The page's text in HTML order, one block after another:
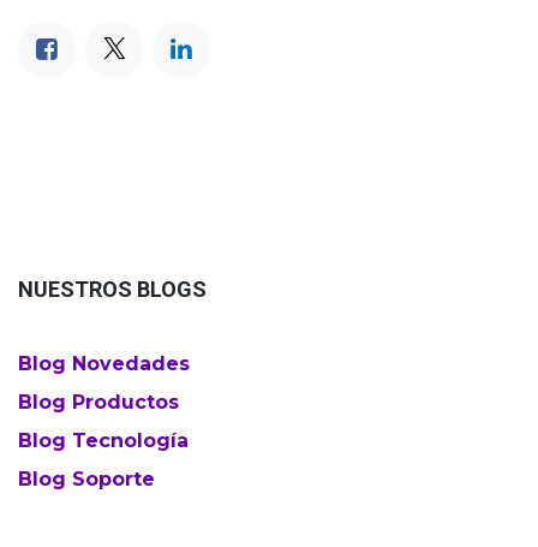
NUESTROS BLOGS
Blog Novedades
Blog Productos
Blog Tecnología
Blog Soporte